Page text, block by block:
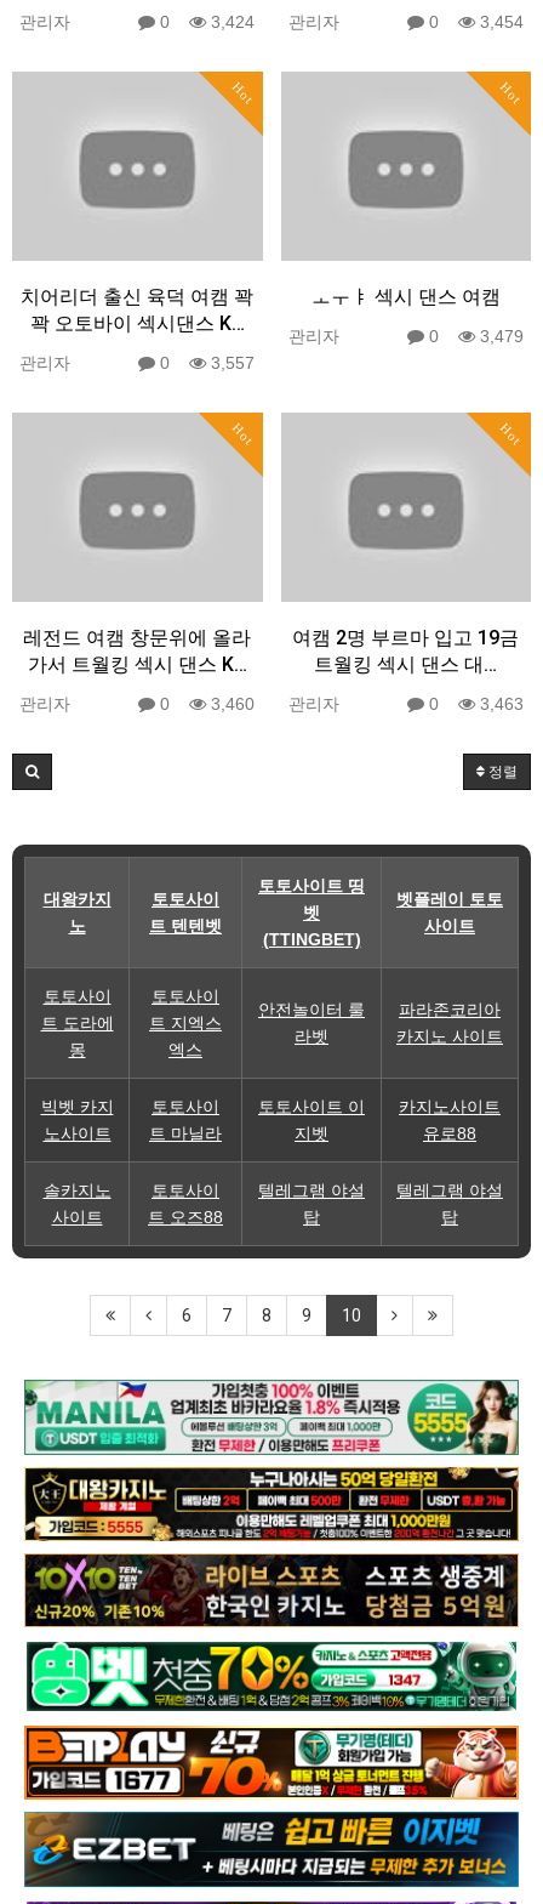
관리자 0 3,424 관리자 0 3,454
Hot
치어리더 출신 육덕 여캠 꽉
꽉 오토바이 섹시댄스 K…
관리자 0 3,557
Hot
ㅗㅜㅑ 섹시 댄스 여캠
관리자 0 3,479
Hot
레전드 여캠 창문위에 올라
가서 트월킹 섹시 댄스 K…
관리자 0 3,460
Hot
여캠 2명 부르마 입고 19금
트월킹 섹시 댄스 대…
관리자 0 3,463
정렬
대왕카지
노
토토사이
트 텐텐벳
토토사이트 띵
벳
(TTINGBET)
벳플레이 토토
사이트
토토사이
트 도라에
몽
토토사이
트 지엑스
엑스
안전놀이터 룰
라벳
파라존코리아
카지노 사이트
빅벳 카지
노사이트
토토사이
트 마닐라
토토사이트 이
지벳
카지노사이트
유로88
솔카지노
사이트
토토사이
트 오즈88
텔레그램 야설
탑
텔레그램 야설
탑
6 7 8 9 10